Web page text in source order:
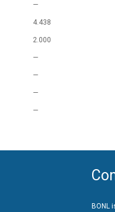
—
4.438
2.000
—
—
—
—
BONL